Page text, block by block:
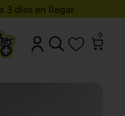
3 días en llegar
0